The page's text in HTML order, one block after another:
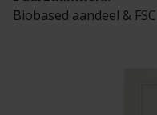
Biobased aandeel &